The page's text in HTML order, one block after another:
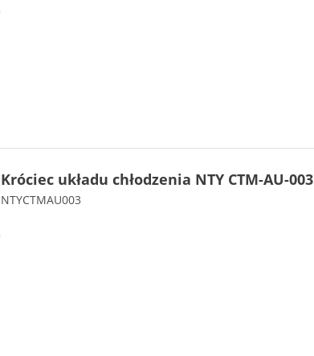
Króciec układu chłodzenia NTY CTM-AU-003
NTYCTMAU003